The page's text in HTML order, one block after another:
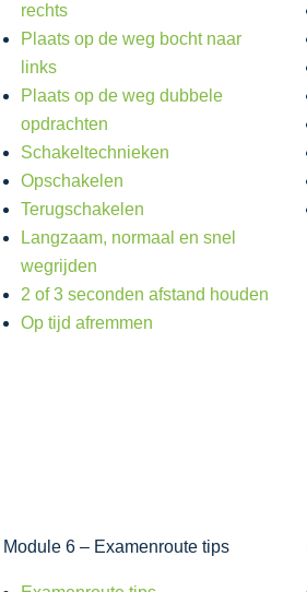
rechts
Plaats op de weg bocht naar
links
Plaats op de weg dubbele
opdrachten
Schakeltechnieken
Opschakelen
Terugschakelen
Langzaam, normaal en snel
wegrijden
2 of 3 seconden afstand houden
Op tijd afremmen
Module 6 – Examenroute tips